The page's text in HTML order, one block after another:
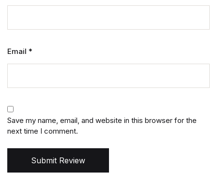
Email *
Save my name, email, and website in this browser for the
next time I comment.
Submit Review